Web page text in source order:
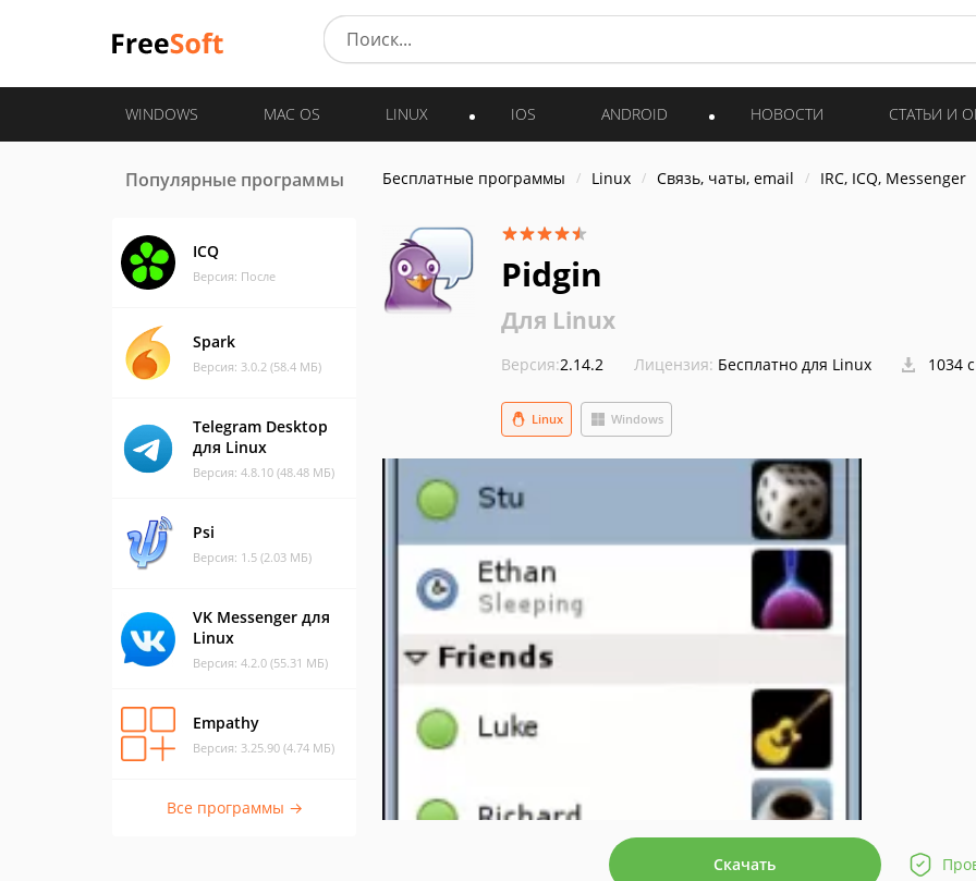
WINDOWS MAC OS LINUX IOS ANDROID НОВОСТИ СТАТЬИ И
Популярные программы
ICQ
Версия: После
Spark
Версия: 3.0.2 (58.4 МБ)
Telegram Desktop
для Linux
Версия: 4.8.10 (48.48 МБ)
Psi
Версия: 1.5 (2.03 МБ)
VK Messenger для
Linux
Версия: 4.2.0 (55.31 МБ)
Empathy
Версия: 3.25.90 (4.74 МБ)
Все программы →
Бесплатные программы Linux Связь, чаты, email IRC, ICQ, Messenger
Pidgin
Для Linux
Версия:2.14.2 Лицензия: Бесплатно для Linux 1034
Windows
Linux
Скачать